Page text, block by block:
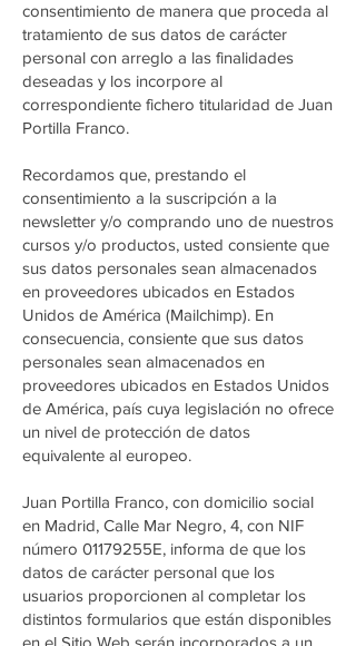
consentimiento de manera que proceda al
tratamiento de sus datos de carácter
personal con arreglo a las finalidades
deseadas y los incorpore al
correspondiente fichero titularidad de Juan
Portilla Franco.
Recordamos que, prestando el
consentimiento a la suscripción a la
newsletter y/o comprando uno de nuestros
cursos y/o productos, usted consiente que
sus datos personales sean almacenados
en proveedores ubicados en Estados
Unidos de América (Mailchimp). En
consecuencia, consiente que sus datos
personales sean almacenados en
proveedores ubicados en Estados Unidos
de América, país cuya legislación no ofrece
un nivel de protección de datos
equivalente al europeo.
Juan Portilla Franco, con domicilio social
en Madrid, Calle Mar Negro, 4, con NIF
número 01179255E, informa de que los
datos de carácter personal que los
usuarios proporcionen al completar los
distintos formularios que están disponibles
en el Sitio Web serán incorporados a un